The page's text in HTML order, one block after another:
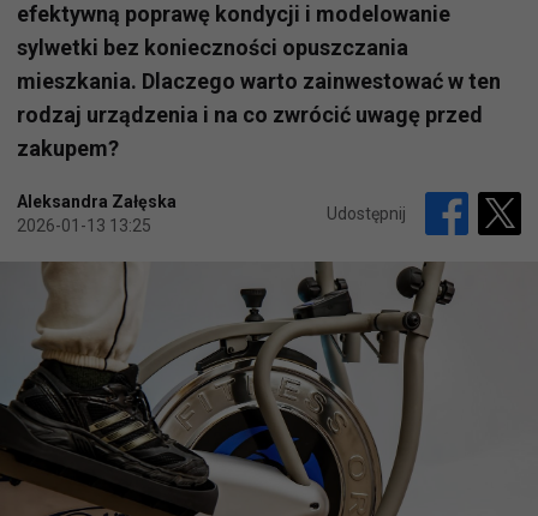
efektywną poprawę kondycji i modelowanie
sylwetki bez konieczności opuszczania
mieszkania. Dlaczego warto zainwestować w ten
rodzaj urządzenia i na co zwrócić uwagę przed
zakupem?
Aleksandra Załęska
2026-01-13 13:25
Udostępnij